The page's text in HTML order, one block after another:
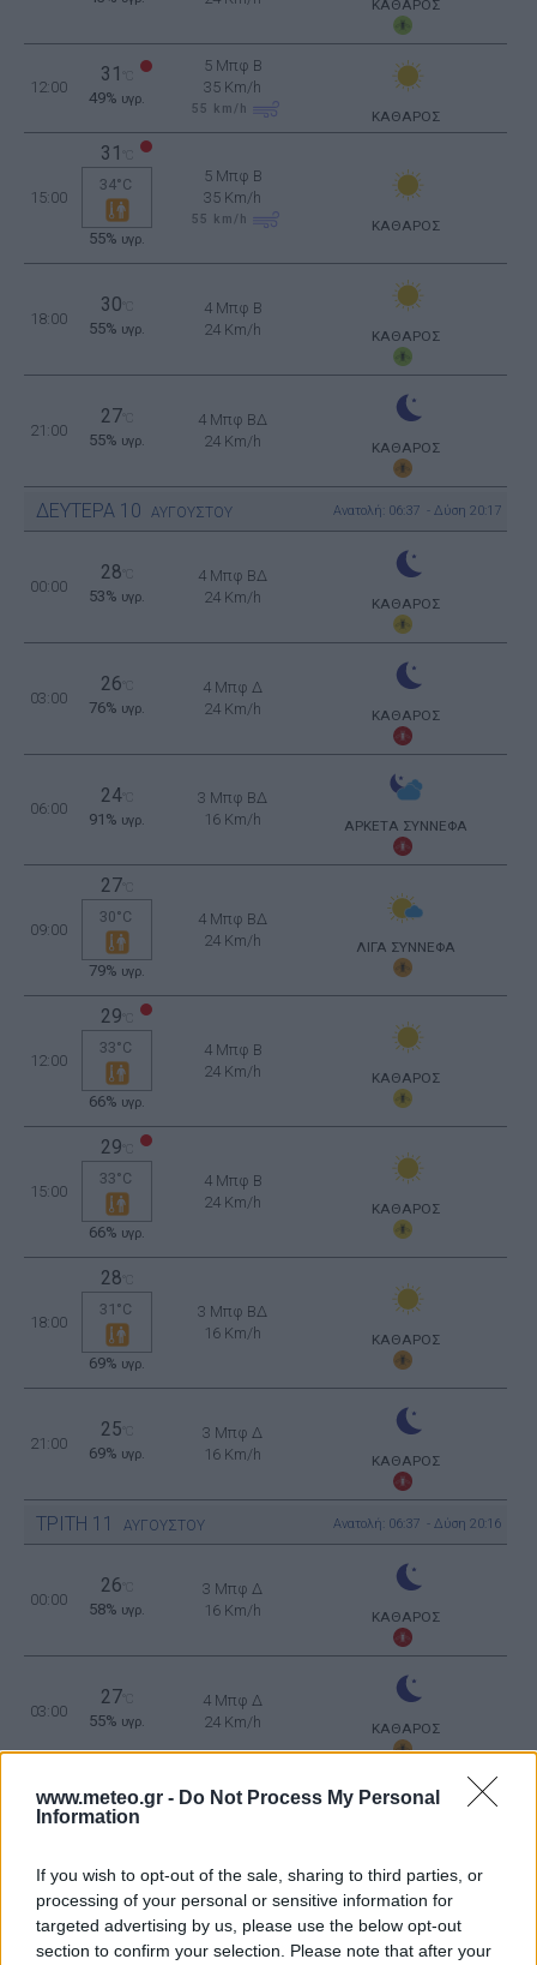
www.meteo.gr - Do Not Process My Personal
Information
If you wish to opt-out of the sale, sharing to third parties, or
processing of your personal or sensitive information for
targeted advertising by us, please use the below opt-out
section to confirm your selection. Please note that after your
ΚΑΘΑΡΟΣ
12:00
31
49% υγρ.
5 Μπφ B
35 Km/h
55 km/h ΚΑΘΑΡΟΣ
15:00
31
34°C
55% υγρ.
5 Μπφ B
35 Km/h
55 km/h ΚΑΘΑΡΟΣ
18:00
30
55% υγρ.
4 Μπφ B
24 Km/h
ΚΑΘΑΡΟΣ
21:00
27
55% υγρ.
4 Μπφ ΒΔ
24 Km/h
ΚΑΘΑΡΟΣ
ΔΕΥΤΕΡΑ 10 ΑΥΓΟΥΣΤΟΥ Ανατολή: 06:37 - Δύση 20:17
00:00
28
53% υγρ.
4 Μπφ ΒΔ
24 Km/h
ΚΑΘΑΡΟΣ
03:00
26
76% υγρ.
4 Μπφ Δ
24 Km/h
ΚΑΘΑΡΟΣ
06:00
24°C
91% υγρ.
3 Μπφ ΒΔ
16 Km/h
ΑΡΚΕΤΑ ΣΥΝΝΕΦΑ
09:00
27
30°C
79% υγρ.
4 Μπφ ΒΔ
24 Km/h
ΛΙΓΑ ΣΥΝΝΕΦΑ
12:00
29
33°C
66% υγρ.
4 Μπφ B
24 Km/h
ΚΑΘΑΡΟΣ
15:00
29
33°C
66% υγρ.
4 Μπφ B
24 Km/h
ΚΑΘΑΡΟΣ
18:00
28
31°C
69% υγρ.
3 Μπφ ΒΔ
16 Km/h
ΚΑΘΑΡΟΣ
21:00
25
69% υγρ.
3 Μπφ Δ
16 Km/h
ΚΑΘΑΡΟΣ
ΤΡΙΤΗ 11 ΑΥΓΟΥΣΤΟΥ Ανατολή: 06:37 - Δύση 20:16
00:00
26
58% υγρ.
3 Μπφ Δ
16 Km/h
ΚΑΘΑΡΟΣ
03:00
27
55% υγρ.
4 Μπφ Δ
24 Km/h
ΚΑΘΑΡΟΣ
06:00
26°C
09:00
28°C
60%υγρ.
4 Μπφ ΒΔ
24 Km/h
ΚΑΘΑΡΟΣ